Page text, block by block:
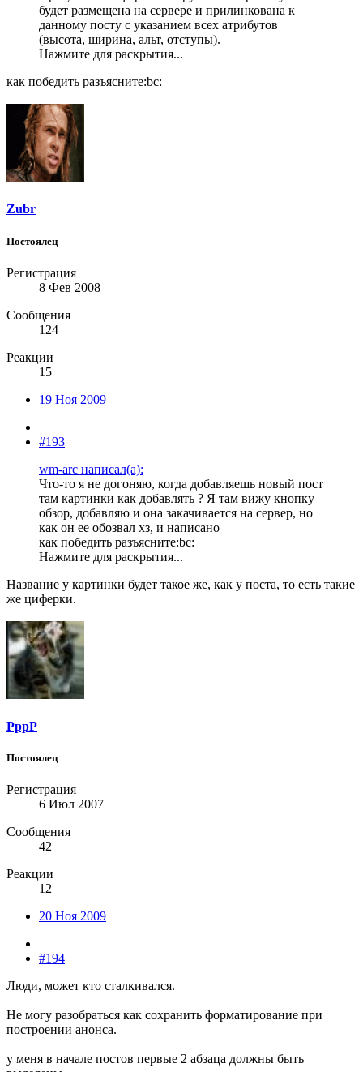
будет размещена на сервере и прилинкована к
данному посту с указанием всех атрибутов
(высота, ширина, альт, отступы).
Нажмите для раскрытия...
как победить разъясните:bc:
Zubr
Постоялец
Регистрация
8 Фев 2008
Сообщения
124
Реакции
15
19 Ноя 2009
#193
wm-arc написал(а):
Что-то я не догоняю, когда добавляешь новый пост
там картинки как добавлять ? Я там вижу кнопку
обзор, добавляю и она закачивается на сервер, но
как он ее обозвал хз, и написано
как победить разъясните:bc:
Нажмите для раскрытия...
Название у картинки будет такое же, как у поста, то есть такие
же циферки.
PppP
Постоялец
Регистрация
6 Июл 2007
Сообщения
42
Реакции
12
20 Ноя 2009
#194
Люди, может кто сталкивался.
Не могу разобраться как сохранить форматирование при
построении анонса.
у меня в начале постов первые 2 абзаца должны быть